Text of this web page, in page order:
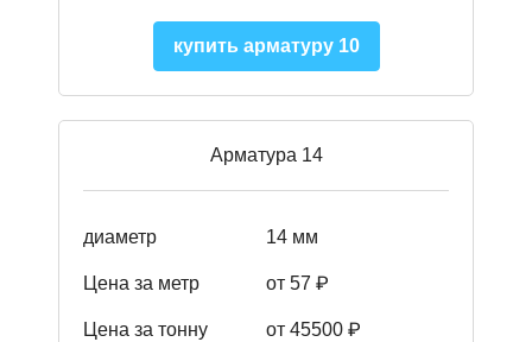
купить арматуру 10
Арматура 14
диаметр 14 мм
Цена за метр от 57 ₽
Цена за тонну от 45500 ₽